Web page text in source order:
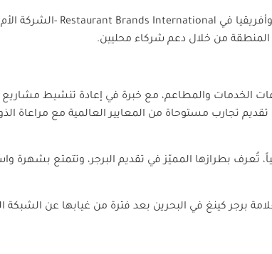
في Restaurant Brands International -الشركة
المنطقة من خلال دعم شركاء محليين.
الخدمات والمطاعم، مع خبرة في إعادة تنشيط مشاريع
تجارب مستوحاة من المعايير العالمية مع مراعاة
تُعرف بطرازها المميّز في تقديم البرجر، وتتمتع بشهرة
برجر كينغ في البحرين بعد فترة من غيابها عن الشبكة